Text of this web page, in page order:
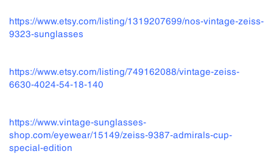
https://www.etsy.com/listing/1319207699/nos-vintage-zeiss-
9323-sunglasses
https://www.etsy.com/listing/749162088/vintage-zeiss-
6630-4024-54-18-140
https://www.vintage-sunglasses-
shop.com/eyewear/15149/zeiss-9387-admirals-cup-
special-edition